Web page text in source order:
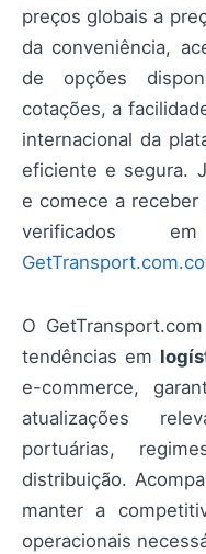
preços globais a
da conveniência,
de opções
cotações, a
internacional da
eficiente e segura.
e comece a
verificados
O
tendências em
e-commerce,
atualizações
portuárias,
distribuição.
manter a
operacionais